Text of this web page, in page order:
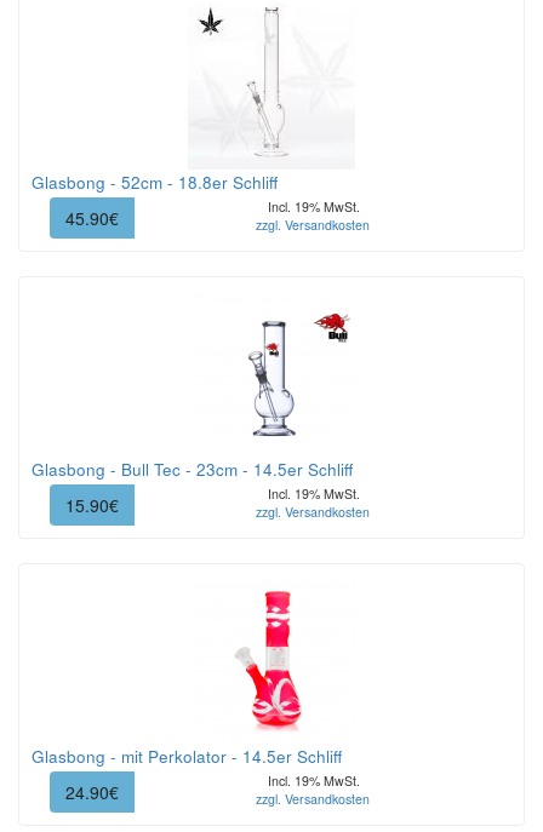
Glasbong - 52cm - 18.8er Schliff
45.90€
Incl. 19% MwSt.
zzgl. Versandkosten
Glasbong - Bull Tec - 23cm - 14.5er Schliff
15.90€
Incl. 19% MwSt.
zzgl. Versandkosten
Glasbong - mit Perkolator - 14.5er Schliff
24.90€
Incl. 19% MwSt.
zzgl. Versandkosten